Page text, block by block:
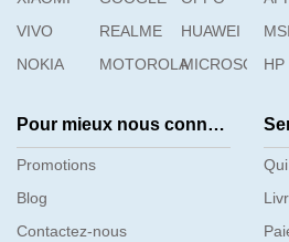
VIVO
REALME
HUAWEI
NOKIA
MOTOROLAMICROSOFT
MSI
HP
Pour mieux nous connaître
Promotions
Blog
Contactez-nous